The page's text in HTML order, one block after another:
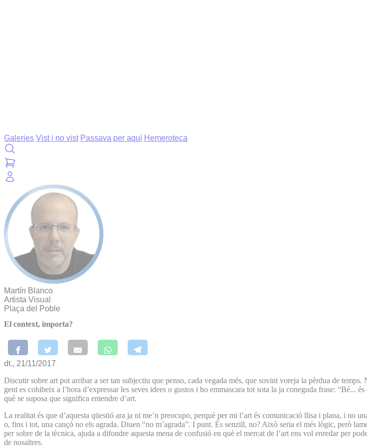
Galeries Vist i no vist Passava per aquí Hemeroteca
Martín Blanco
Artista Visual
Plaça del Poble
El context, importa?
dt., 21/11/2017
Discutir sobre art pot arribar a ser tan subjectiu que penso, cada vegada més, que sovint voreja la pèrdua de
gent es cohibeix a l’hora d’expressar les seves idees o gustos i ho emmascara tot sota la ja coneguda frase: “Bé...
què se suposa que significa entendre d’art.
La realitat és que d’aquesta qüestió ara ja ni me’n preocupo, perquè per mi l’art és comunicació llisa i plana, i no
o, fins i tot, una cançó no els agrada. Diuen “no m’agrada”. I punt. És senzill, no? Això seria el més lògic, però
per sobre de la tècnica, ajuda a difondre aquesta mena de confusió en què el mercat de l’art ens vol enredar per
de nosaltres.